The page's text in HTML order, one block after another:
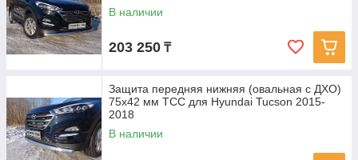
В наличии
203 250 ₸
Защита передняя нижняя (овальная с ДХО)
75х42 мм ТСС для Hyundai Tucson 2015-
2018
В наличии